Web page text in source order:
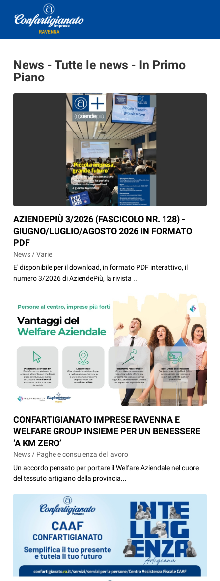
News - Tutte le news - In Primo
Piano
AZIENDEPIÙ 3/2026 (FASCICOLO NR. 128) -
GIUGNO/LUGLIO/AGOSTO 2026 IN FORMATO
PDF
News / Varie
E' disponibile per il download, in formato PDF interattivo, il
numero 3/2026 di AziendePiù, la rivista ...
CONFARTIGIANATO IMPRESE RAVENNA E
WELFARE GROUP INSIEME PER UN BENESSERE
‘A KM ZERO’
News / Paghe e consulenza del lavoro
Un accordo pensato per portare il Welfare Aziendale nel cuore
del tessuto artigiano della provincia...